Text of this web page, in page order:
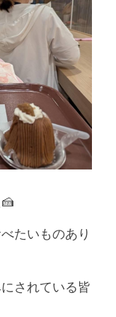
たいものあり
されている皆